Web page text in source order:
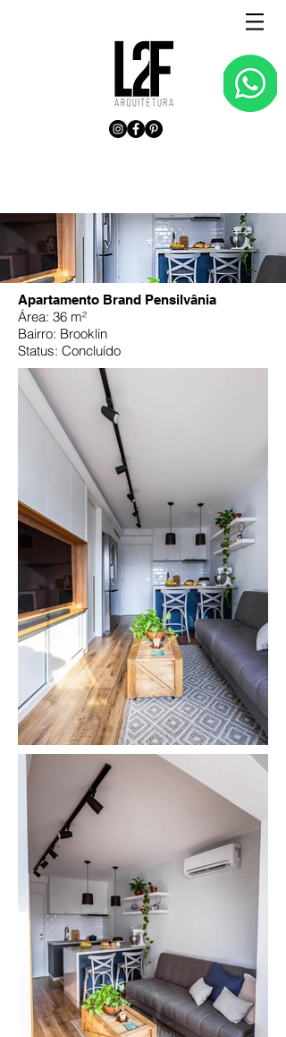
Apartamento Brand Pensilvânia
Área: 36 m²
Bairro: Brooklin
Status: Concluído